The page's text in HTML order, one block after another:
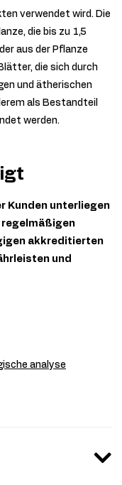
verwendet wird. Die
die bis zu 1,5
aus der Pflanze
die sich durch
und ätherischen
als Bestandteil
werden.
Kunden unterliegen
akkreditierten
und
analyse